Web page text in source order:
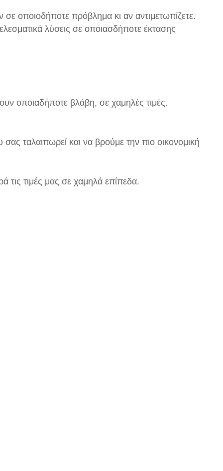
οποιοδήποτε πρόβλημα κι αν αντιμετωπίζετε.
λύσεις σε οποιασδήποτε έκτασης
οποιαδήποτε βλάβη, σε χαμηλές τιμές.
ταλαιπωρεί και να βρούμε την πιο οικονομική
τις τιμές μας σε χαμηλά επίπεδα.